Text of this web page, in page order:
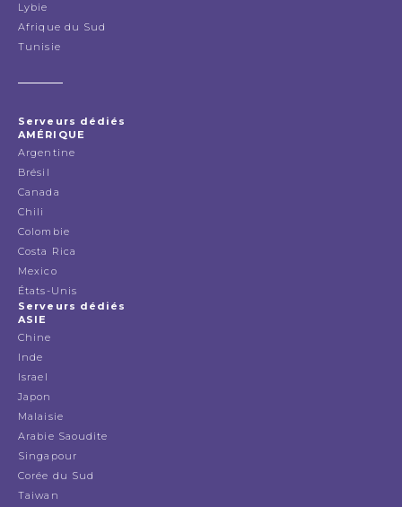
Lybie
Afrique du Sud
Tunisie
Serveurs dédiés
AMÉRIQUE
Argentine
Brésil
Canada
Chili
Colombie
Costa Rica
Mexico
États-Unis
Serveurs dédiés
ASIE
Chine
Inde
Israel
Japon
Malaisie
Arabie Saoudite
Singapour
Corée du Sud
Taiwan